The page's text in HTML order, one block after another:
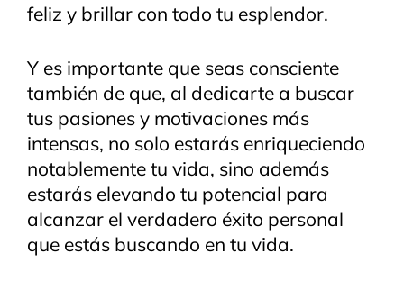
feliz y brillar con todo tu esplendor.
Y es importante que seas consciente
también de que, al dedicarte a buscar
tus pasiones y motivaciones más
intensas, no solo estarás enriqueciendo
notablemente tu vida, sino además
estarás elevando tu potencial para
alcanzar el verdadero éxito personal
que estás buscando en tu vida.